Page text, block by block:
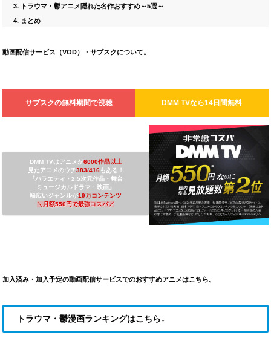
トラウマ・鬱アニメ隠れた名作おすすめ～5選～
まとめ
動画配信サービス（VOD）・サブスクについて。
サブスクの無料期間で視聴 DMM TVなら14日間無料
DMM TVはアニメが6000作品以上
見たアニメのウチ383/416もある！
『バラエティ・2.5次元作品・舞台
ミュージカルドラマ・映画』
幅広いジャンルが19万コンテンツ
＼ 月額550円で最強コスパ／
加入済み・加入予定の動画配信サービスでのおすすめアニメはこちら。
トラウマ・鬱漫画ランキングはこちら↓